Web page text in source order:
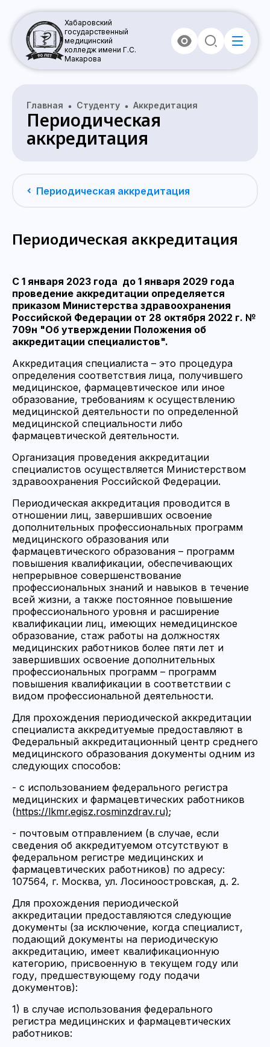
Хабаровский
государственный
медицинский
колледж имени Г.С.
Макарова
Главная Студенту Аккредитация
Периодическая
аккредитация
Периодическая аккредитация
Периодическая аккредитация
C 1 января 2023 года до 1 января 2029 года
проведение аккредитации определяется
приказом Министерства здравоохранения
Российской Федерации от 28 октября 2022 г. №
709н "Об утверждении Положения об
аккредитации специалистов".
Аккредитация специалиста – это процедура
определения соответствия лица, получившего
медицинское, фармацевтическое или иное
образование, требованиям к осуществлению
медицинской деятельности по определенной
медицинской специальности либо
фармацевтической деятельности.
Организация проведения аккредитации
специалистов осуществляется Министерством
здравоохранения Российской Федерации.
Периодическая аккредитация проводится в
отношении лиц, завершивших освоение
дополнительных профессиональных программ
медицинского образования или
фармацевтического образования – программ
повышения квалификации, обеспечивающих
непрерывное совершенствование
профессиональных знаний и навыков в течение
всей жизни, а также постоянное повышение
профессионального уровня и расширение
квалификации лиц, имеющих немедицинское
образование, стаж работы на должностях
медицинских работников более пяти лет и
завершивших освоение дополнительных
профессиональных программ – программ
повышения квалификации в соответствии с
видом профессиональной деятельности.
Для прохождения периодической аккредитации
специалиста аккредитуемые предоставляют в
Федеральный аккредитационный центр среднего
медицинского образования документы одним из
следующих способов:
- с использованием федерального регистра
медицинских и фармацевтических работников
(https://lkmr.egisz.rosminzdrav.ru);
- почтовым отправлением (в случае, если
сведения об аккредитуемом отсутствуют в
федеральном регистре медицинских и
фармацевтических работников) по адресу:
107564, г. Москва, ул. Лосиноостровская, д. 2.
Для прохождения периодической
аккредитации предоставляются следующие
документы (за исключение, когда специалист,
подающий документы на периодическую
аккредитацию, имеет квалификационную
категорию, присвоенную в текущем году или
году, предшествующему году подачи
документов):
1) в случае использования федерального
регистра медицинских и фармацевтических
работников: